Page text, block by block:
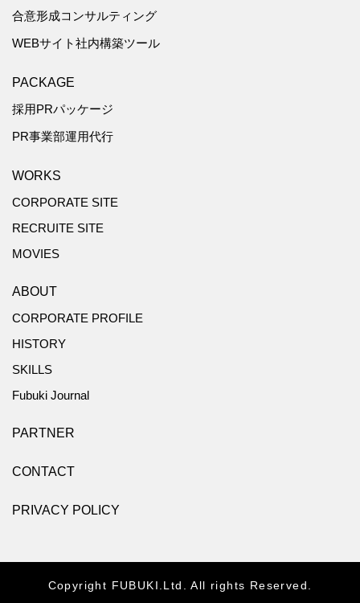
合意形成コンサルティング
WEBサイト社内構築ツール
PACKAGE
採用PRパッケージ
PR事業部運用代行
WORKS
CORPORATE SITE
RECRUITE SITE
MOVIES
ABOUT
CORPORATE PROFILE
HISTORY
SKILLS
Fubuki Journal
PARTNER
CONTACT
PRIVACY POLICY
Copyright FUBUKI.Ltd. All rights Reserved.